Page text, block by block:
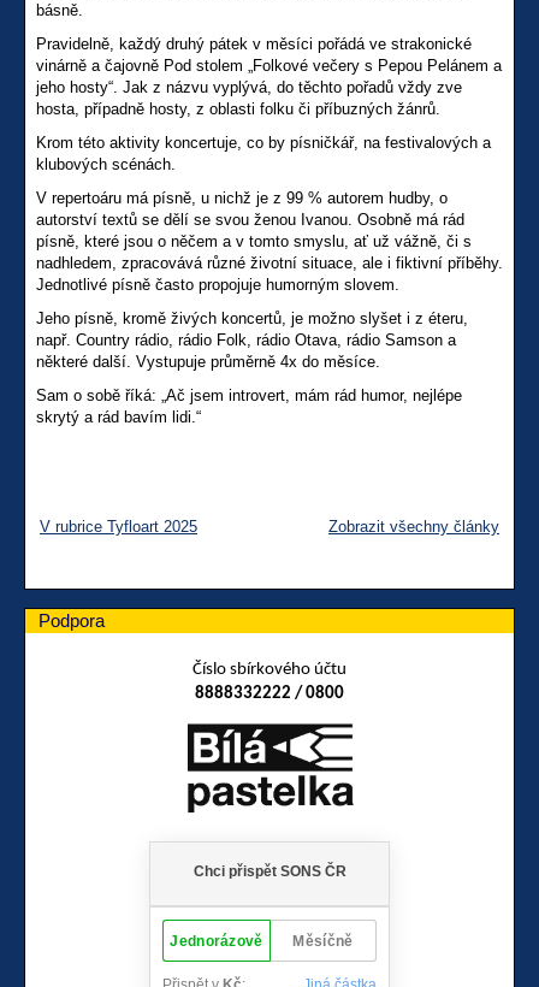
básně.
Pravidelně, každý druhý pátek v měsíci pořádá ve strakonické
vinárně a čajovně Pod stolem „Folkové večery s Pepou Pelánem a
jeho hosty“. Jak z názvu vyplývá, do těchto pořadů vždy zve
hosta, případně hosty, z oblasti folku či příbuzných žánrů.
Krom této aktivity koncertuje, co by písničkář, na festivalových a
klubových scénách.
V repertoáru má písně, u nichž je z 99 % autorem hudby, o
autorství textů se dělí se svou ženou Ivanou. Osobně má rád
písně, které jsou o něčem a v tomto smyslu, ať už vážně, či s
nadhledem, zpracovává různé životní situace, ale i fiktivní příběhy.
Jednotlivé písně často propojuje humorným slovem.
Jeho písně, kromě živých koncertů, je možno slyšet i z éteru,
např. Country rádio, rádio Folk, rádio Otava, rádio Samson a
některé další. Vystupuje průměrně 4x do měsíce.
Sam o sobě říká: „Ač jsem introvert, mám rád humor, nejlépe
skrytý a rád bavím lidi.“
V rubrice Tyfloart 2025 Zobrazit všechny články
Podpora
Číslo sbírkového účtu
8888332222 / 0800